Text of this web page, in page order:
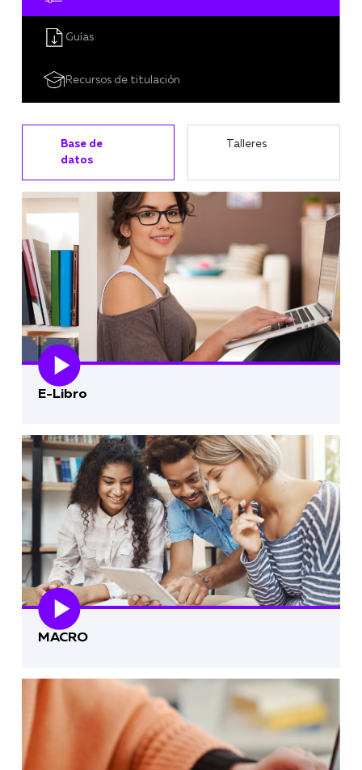
Guías
Recursos de titulación
Base de
datos
Talleres
E-Libro
MACRO